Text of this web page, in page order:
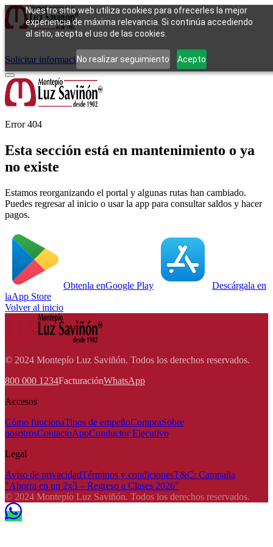
Nuestro sitio web utiliza cookies para ofrecerles la mejor
experiencia de máxima relevancia. Si continúa accediendo
al sitio, acepta el uso de las cookies.
No realizar seguimiento Acepto
Cómo funcionaTipos de empeñoCompraContacto
Solicitar información Iniciar sesión
Error 404
Esta sección está en mantenimiento o ya
no existe
Estamos reorganizando el portal y algunas rutas han cambiado.
Puedes regresar al inicio o usar la app para consultar saldos y hacer
pagos.
Obtenla enGoogle Play
Descárgala en
laApp Store
Volver al inicio
© 2024 Montepío Luz Saviñón. Todos los derechos reservados.
800 000 1234FacturaciónWhatsApp
Accesos
Cómo funcionaTipos de empeñoCompraSobre
nosotrosContactoAppConductor Ejecutivo
Legal
Aviso de privacidadTérminos y condicionesT&C: Campaña
"Ahorra en un 2x3 – Regreso a Clases 2026"
© 2024 Montepío Luz Saviñón. Todos los derechos reservados.